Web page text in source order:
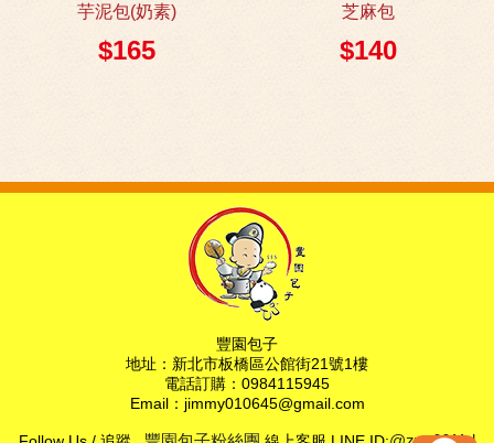
芋泥包(奶素)
$165
芝麻包
$140
豐園包子
地址：新北市板橋區公館街21號1樓
電話訂購：0984115945
Email：jimmy010645@gmail.com